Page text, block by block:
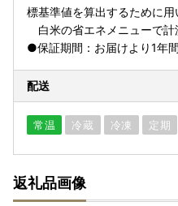
標基準値を算出するために用
白米の省エネメニューで計
●保証期間：お届けより1年間
配送
常温 冷蔵 冷凍 定期
返礼品画像